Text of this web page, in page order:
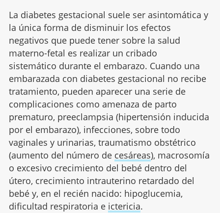
La diabetes gestacional suele ser asintomática y
la única forma de disminuir los efectos
negativos que puede tener sobre la salud
materno-fetal es realizar un cribado
sistemático durante el embarazo. Cuando una
embarazada con diabetes gestacional no recibe
tratamiento, pueden aparecer una serie de
complicaciones como amenaza de parto
prematuro, preeclampsia (hipertensión inducida
por el embarazo), infecciones, sobre todo
vaginales y urinarias, traumatismo obstétrico
(aumento del número de cesáreas), macrosomía
o excesivo crecimiento del bebé dentro del
útero, crecimiento intrauterino retardado del
bebé y, en el recién nacido: hipoglucemia,
dificultad respiratoria e ictericia.